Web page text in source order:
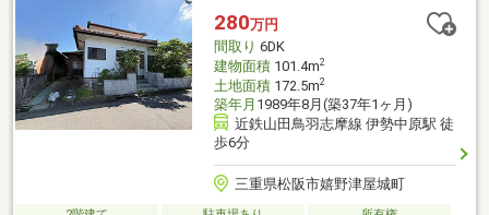
280万円
間取り 6DK
建物面積101.4m2
土地面積172.5m2
築年月 1989年8月(築37年1ヶ月)
近鉄山田鳥羽志摩線 伊勢中原駅 徒
歩6分
三重県松阪市嬉野津屋城町